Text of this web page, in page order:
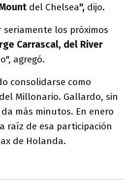
del Chelsea", dijo.
los próximos
Carrascal, del River
agregó.
consolidarse como
Millonario. Gallardo, sin
más minutos. En enero
raíz de esa participación
de Holanda.